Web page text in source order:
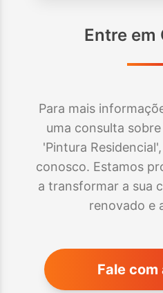
Entre em
Para mais
uma consulta
'Pintura
conosco. Estamos
a transformar a sua
renovado e
Fale com